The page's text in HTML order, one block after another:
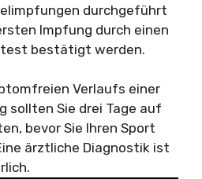
durchgeführt
Impfung durch einen
bestätigt werden.
Verlaufs einer
sollten Sie drei Tage auf
bevor Sie Ihren Sport
ärztliche Diagnostik ist